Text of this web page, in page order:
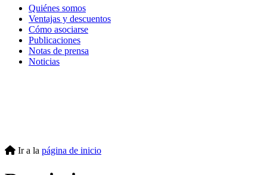
Quiénes somos
Ventajas y descuentos
Cómo asociarse
Publicaciones
Notas de prensa
Noticias
Ir a la página de inicio